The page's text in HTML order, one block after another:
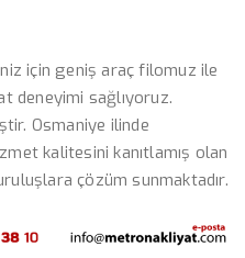
için geniş araç filomuz ile
deneyimi sağlıyoruz.
Osmaniye ilinde
kalitesini kanıtlamış olan
çözüm sunmaktadır.